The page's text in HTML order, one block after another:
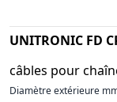
UNITRONIC FD
câbles pour
Diamètre extérieure